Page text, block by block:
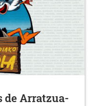
de Arratzua-